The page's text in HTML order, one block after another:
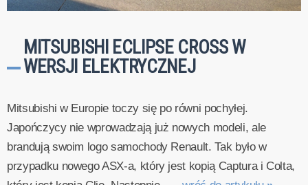
MITSUBISHI ECLIPSE CROSS W
WERSJI ELEKTRYCZNEJ
Mitsubishi w Europie toczy się po równi pochyłej.
Japończycy nie wprowadzają już nowych modeli, ale
brandują swoim logo samochody Renault. Tak było w
przypadku nowego ASX-a, który jest kopią Captura i Colta,